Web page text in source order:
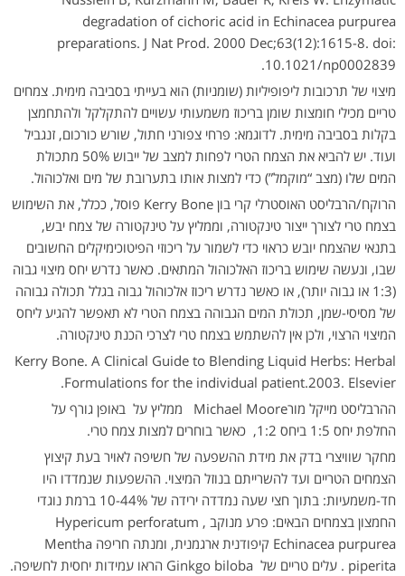
degradation of cichoric acid in Echinacea purpurea
preparations. J Nat Prod. 2000 Dec;63(12):1615-8. doi:
10.1021/np0002839.
מיצוי של תרכובות ליפופיליות (שומניות) הוא בעייתי בסביבה מימית. צמחים
טריים מכילי חומצות שומן בריכוז משמעותי עשויים להתקלקל ולהתחמצן
בקלות בסביבה מימית. לדוגמא: פרחי צפורני חתול, שורש כורכום, זנגביל
ועוד. יש להביא את הצמח הטרי לפחות למצב של ייבוש 50% מתכולת
המים שלו (מצב “מוקמל”) כדי למצות אותו בתערובת של מים ואלכוהול.
הרוקח/הרבליסט האוסטרלי קרי בון Kerry Bone פוסל, ככלל, את השימוש
בצמח טרי לצורך ייצור טינקטורה, וממליץ על טינקטורה של צמח יבש,
בתנאי שהצמח יובש כראוי כדי לשמור על ריכוזי הפיטוכימיקלים החשובים
שבו, ונעשה שימוש בריכוז האלכוהול המתאים. כאשר נדרש יחס מיצוי גבוה
(1:3 או גבוה יותר), או כאשר נדרש ריכוז אלכוהול גבוה בגלל תכולה גבוהה
של מסיסי-שמן, תכולת המים הגבוהה בצמח הטרי לא תאפשר להגיע ליחס
המיצוי הרצוי, ולכן אין להשתמש בצמח טרי לצרכי הכנת טינקטורה.
Kerry Bone. A Clinical Guide to Blending Liquid Herbs: Herbal
Formulations for the individual patient.2003. Elsevier.
ההרבליסט מייקל מורMichael Moore ממליץ על באופן גורף על
החלפת יחס 1:5 ביחס 1:2, כאשר בוחרים למצות צמח טרי.
מחקר שוויצרי בדק את מידת ההשפעה של חשיפה לאויר בעת קיצוץ
הצמחים הטריים ועד להשרייתם בנוזל המיצוי. ההשפעות שנמדדו היו
חד-משמעיות: בתוך חצי שעה נמדדה ירידה של 10-44% ברמת נוגדי
החמצון בצמחים הבאים: פרע מנוקב Hypericum perforatum ,
Echinacea purpurea קיפודנית ארגמנית, ומנתה חריפה Mentha
piperita . עלים טריים של Ginkgo biloba הראו עמידות יחסית לחשיפה.